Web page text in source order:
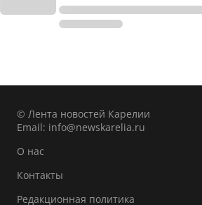
© Лента новостей Карелии
Email: info@newskarelia.ru
О нас
Контакты
Редакционная политика